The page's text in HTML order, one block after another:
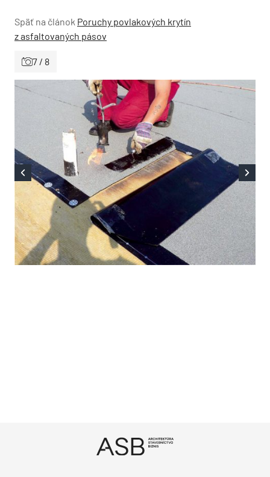
Späť na článok Poruchy povlakových krytín
z asfaltovaných pásov
7 / 8